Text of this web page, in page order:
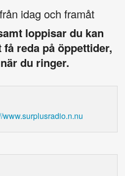
idag och framåt
loppisar du kan
reda på öppettider,
du ringer.
www.surplusradio.n.nu